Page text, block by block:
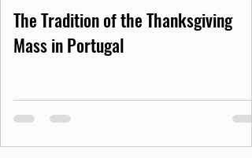
The Tradition of the Thanksgiving
Mass in Portugal